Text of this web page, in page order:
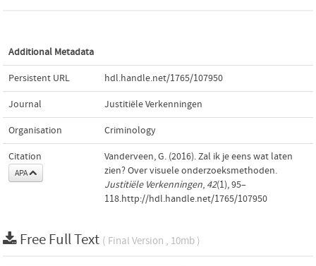
Additional Metadata
Persistent URL hdl.handle.net/1765/107950
Journal Justitiële Verkenningen
Organisation Criminology
Citation
APA
Vanderveen, G. (2016). Zal ik je eens wat laten
zien? Over visuele onderzoeksmethoden.
Justitiële Verkenningen, 42(1), 95–
118.http://hdl.handle.net/1765/107950
Free Full Text ( Final Version , 10mb )